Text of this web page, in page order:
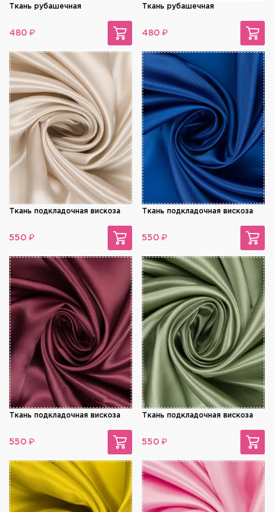
Ткань рубашечная
480 ₽
Ткань рубашечная
480 ₽
Ткань подкладочная вискоза
550 ₽
Ткань подкладочная вискоза
550 ₽
Ткань подкладочная вискоза
550 ₽
Ткань подкладочная вискоза
550 ₽